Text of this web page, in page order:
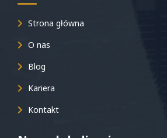
Strona główna
O nas
Blog
Kariera
Kontakt